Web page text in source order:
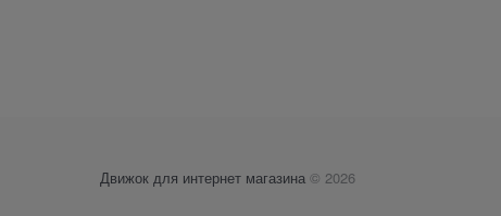
Движок для интернет магазина © 2026